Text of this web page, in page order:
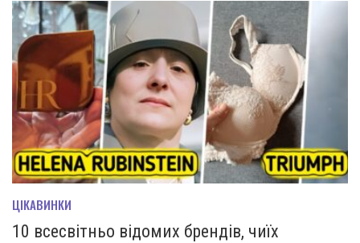
ЦІКАВИНКИ
10 всесвітньо відомих брендів, чиїх